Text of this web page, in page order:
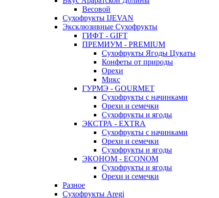
Весовой
Сухофрукты IJEVAN
Эксклюзивные Сухофрукты
ГИФТ - GIFT
ПРЕМИУМ - PREMIUM
Сухофрукты Ягоды Цукаты
Конфеты от природы
Орехи
Микс
ГУРМЭ - GOURMET
Сухофрукты с начинками
Орехи и семечки
Сухофрукты и ягоды
ЭКСТРА - EXTRA
Сухофрукты с начинками
Орехи и семечки
Сухофрукты и ягоды
ЭКОНОМ - ECONOM
Сухофрукты и ягоды
Орехи и семечки
Разное
Сухофрукты Aregi